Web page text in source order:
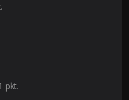
pkt.